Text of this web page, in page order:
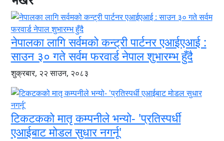
नेपालका लागि सर्वमको कन्ट्री पार्टनर एआईएआई :
साउन ३० गते सर्वम फरवार्ड नेपाल शुभारम्भ हुँदै
शुक्रबार, २२ साउन, २०८३
टिकटकको मातृ कम्पनीले भन्यो- 'प्रतिस्पर्धी
एआईबाट मोडल सुधार नगर्नू'